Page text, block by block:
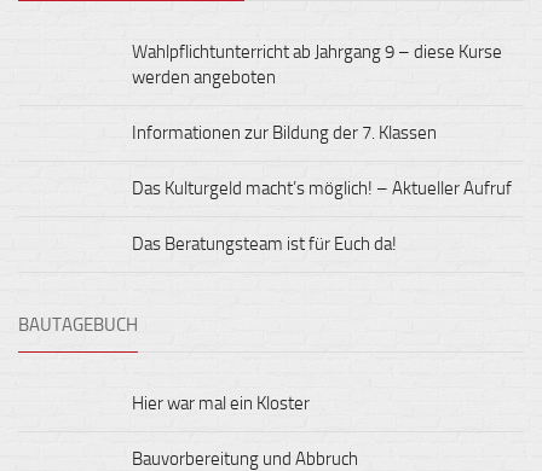
Wahlpflichtunterricht ab Jahrgang 9 – diese Kurse
werden angeboten
Informationen zur Bildung der 7. Klassen
Das Kulturgeld macht’s möglich! – Aktueller Aufruf
Das Beratungsteam ist für Euch da!
BAUTAGEBUCH
Hier war mal ein Kloster
Bauvorbereitung und Abbruch